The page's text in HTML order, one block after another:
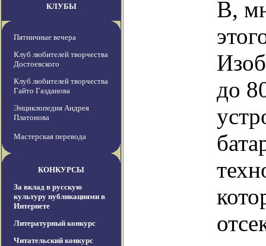
КЛУБЫ
Пятничные вечера
Клуб любителей творчества
Достоевского
Клуб любителей творчества
Гайто Газданова
Энциклопедия Андрея
Платонова
Мастерская перевода
КОНКУРСЫ
За вклад в русскую
культуру публикациями в
Интернете
Литературный конкурс
Читательский конкурс
В,
до